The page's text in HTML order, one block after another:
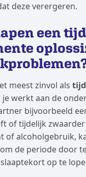
deze verergeren.
een
meest zinvol als
werkt aan de
bijvoorbeeld
of tijdelijk
of alcoholgebruik,
de periode door
op te